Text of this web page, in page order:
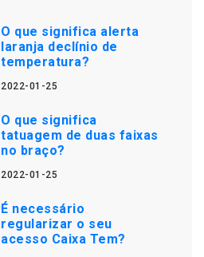
O que significa alerta
laranja declínio de
temperatura?
2022-01-25
O que significa
tatuagem de duas faixas
no braço?
2022-01-25
É necessário
regularizar o seu
acesso Caixa Tem?